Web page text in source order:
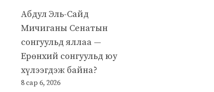
Абдул Эль-Сайд
Мичиганы Сенатын
сонгуульд яллаа —
Ерөнхий сонгуульд юу
хүлээгдэж байна?
8 сар 6, 2026